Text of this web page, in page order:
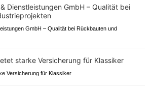
GmbH – Qualität bei Rückbauten und
Versicherung für Klassiker